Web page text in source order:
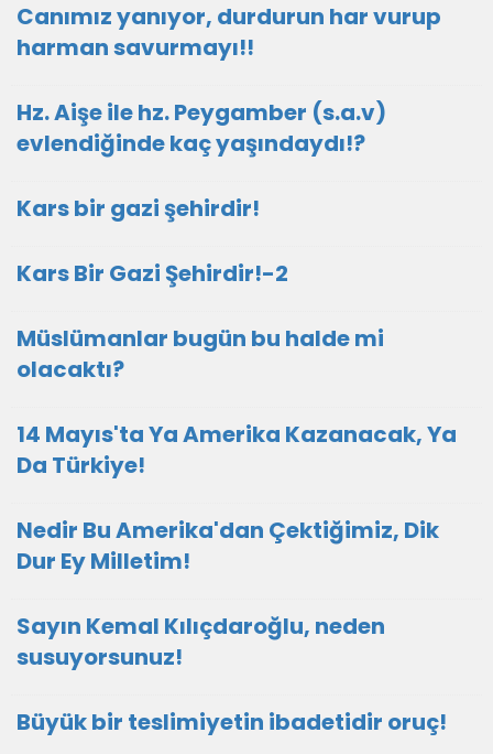
Canımız yanıyor, durdurun har vurup
harman savurmayı!!
Hz. Aişe ile hz. Peygamber (s.a.v)
evlendiğinde kaç yaşındaydı!?
Kars bir gazi şehirdir!
Kars Bir Gazi Şehirdir!-2
Müslümanlar bugün bu halde mi
olacaktı?
14 Mayıs'ta Ya Amerika Kazanacak, Ya
Da Türkiye!
Nedir Bu Amerika'dan Çektiğimiz, Dik
Dur Ey Milletim!
Sayın Kemal Kılıçdaroğlu, neden
susuyorsunuz!
Büyük bir teslimiyetin ibadetidir oruç!